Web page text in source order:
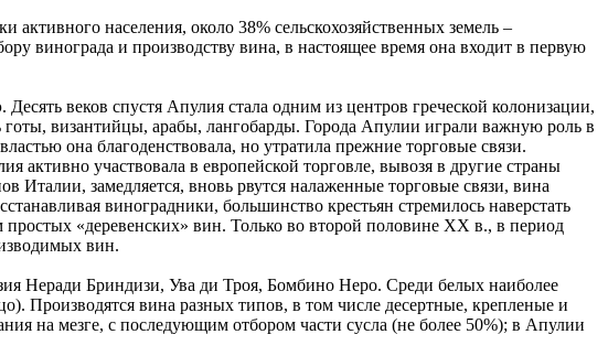
населения, около 38% сельскохозяйственных земель –
винограда и производству вина, в настоящее время она входит в первую
веков спустя Апулия стала одним из центров греческой колонизации,
византийцы, арабы, лангобарды. Города Апулии играли важную роль в
она благоденствовала, но утратила прежние торговые связи.
участвовала в европейской торговле, вывозя в другие страны
замедляется, вновь рвутся налаженные торговые связи, вина
виноградники, большинство крестьян стремилось наверстать
«деревенских» вин. Только во второй половине XX в., в период
вин.
Неради Бриндизи, Ува ди Троя, Бомбино Неро. Среди белых наиболее
Производятся вина разных типов, в том числе десертные, крепленые и
на мезге, с последующим отбором части сусла (не более 50%); в Апулии